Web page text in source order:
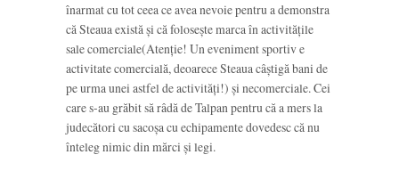
înarmat cu tot ceea ce avea nevoie pentru a demonstra
că Steaua există și că folosește marca în activitățile
sale comerciale(Atenție! Un eveniment sportiv e
activitate comercială, deoarece Steaua câștigă bani de
pe urma unei astfel de activități!) și necomerciale. Cei
care s-au grăbit să râdă de Talpan pentru că a mers la
judecători cu sacoșa cu echipamente dovedesc că nu
înteleg nimic din mărci și legi.